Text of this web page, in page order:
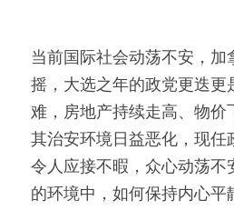
当前国际社会动荡不安，加
摇，大选之年的政党更迭更
难，房地产持续走高、物价
其治安环境日益恶化，现任
令人应接不暇，众心动荡不
的环境中，如何保持内心平